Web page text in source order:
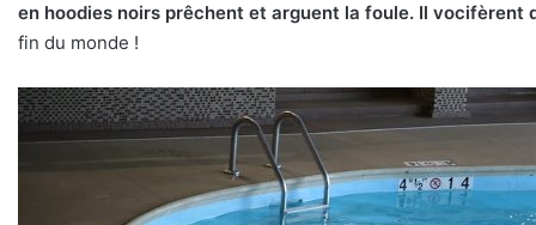
en hoodies noirs prêchent et arguent la foule. Il vocifèrent
fin du monde !